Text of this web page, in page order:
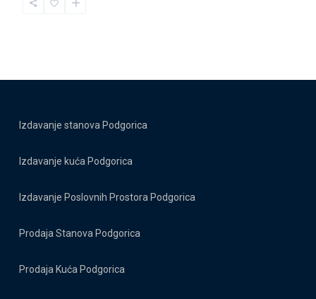
Izdavanje stanova Podgorica
Izdavanje kuća Podgorica
Izdavanje Poslovnih Prostora Podgorica
Prodaja Stanova Podgorica
Prodaja Kuća Podgorica